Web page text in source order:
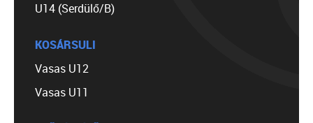
U14 (Serdülő/B)
KOSÁRSULI
Vasas U12
Vasas U11